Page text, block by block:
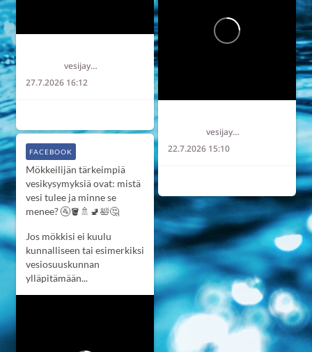
vesijaymparisto
27.7.2026 16:12
vesijaymparisto
22.7.2026 15:10
Mökkeilijän tärkeimpiä
vesikysymyksiä ovat: mistä
vesi tulee ja minne se
menee? 🚰🪣🚿🚽🛀🤔
Jos mökkisi ei kuulu
kunnalliseen tai esimerkiksi
vesiosuuskunnan
ylläpitämään...
FACEBOOK